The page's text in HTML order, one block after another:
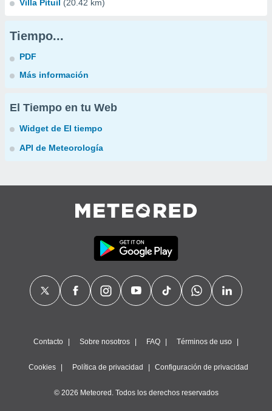
Villa Pituil (20.42 km)
Tiempo...
PDF
Más información
El Tiempo en tu Web
Widget de El tiempo
API de Meteorología
Contacto Sobre nosotros FAQ Términos de uso
Cookies Política de privacidad Configuración de privacidad
© 2026 Meteored. Todos los derechos reservados